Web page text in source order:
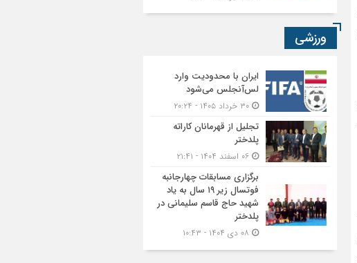
ورزشی
ایران با محدودیت وارد
لس‌آنجلس می‌شود
تجلیل از قهرمانان کاراته
پلدختر
برگزاری مسابقات چهارجانبه
فوتسال زیر ۱۹ سال به یاد
شهید حاج قاسم سلیمانی در
پلدختر